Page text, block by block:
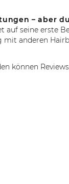
– aber
auf seine erste
mit anderen
können